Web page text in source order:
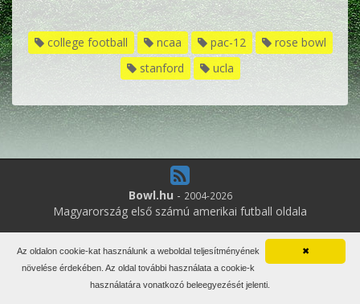
college football ncaa pac-12
rose bowl
stanford
ucla
Bowl.hu - 2004-2026
Magyarország első számú amerikai futball oldala
6
online felhasználó
Minden jog fenntartva. Írott anyagok újraközlése csak a szerző
engedélyével.
Impresszum
✖
Az oldalon cookie-kat használunk a weboldal teljesítményének
növelése érdekében. Az oldal további használata a cookie-k
használatára vonatkozó beleegyezését jelenti.